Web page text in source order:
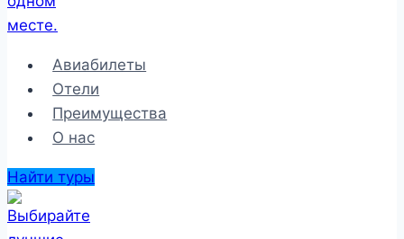
Авиабилеты
Отели
Преимущества
О нас
Найти туры